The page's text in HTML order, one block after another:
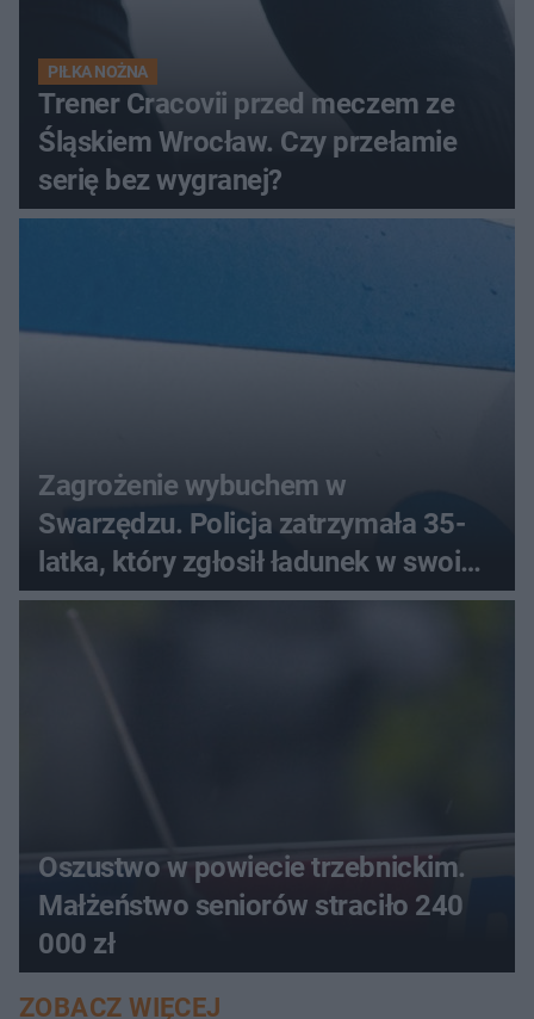
PIŁKA NOŻNA
Trener Cracovii przed meczem ze
Śląskiem Wrocław. Czy przełamie
serię bez wygranej?
Zagrożenie wybuchem w
Swarzędzu. Policja zatrzymała 35-
latka, który zgłosił ładunek w swoim
aucie
Oszustwo w powiecie trzebnickim.
Małżeństwo seniorów straciło 240
000 zł
ZOBACZ WIĘCEJ